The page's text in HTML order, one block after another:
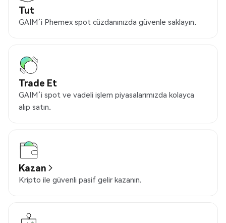
Tut
GAIM’i Phemex spot cüzdanınızda güvenle saklayın.
Trade Et
GAIM’i spot ve vadeli işlem piyasalarımızda kolayca
alıp satın.
Kazan
Kripto ile güvenli pasif gelir kazanın.